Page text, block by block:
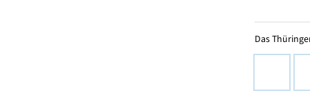
Das